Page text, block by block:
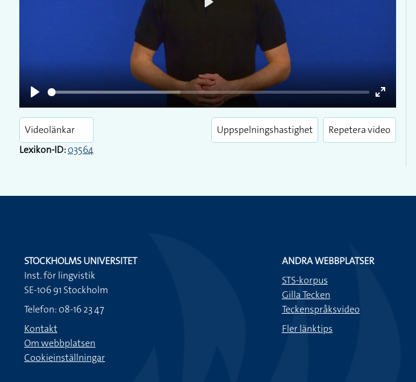
Play
Enter
fullscreen
Videolänkar
Lexikon-ID:03564
Uppspelningshastighet Repetera video
STOCKHOLMS UNIVERSITET
Inst. för lingvistik
SE-106 91 Stockholm
Telefon: 08-16 23 47
Kontakt
Om webbplatsen
Cookieinställningar
ANDRA WEBBPLATSER
STS-korpus
Gilla Tecken
Teckenspråksvideo
Fler länktips